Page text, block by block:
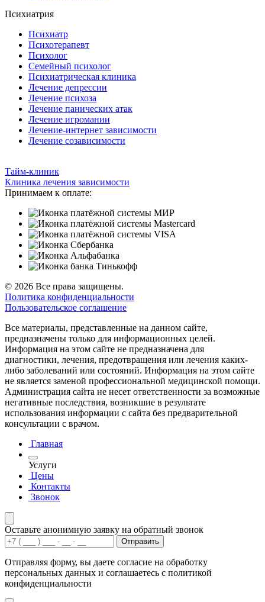
Психиатрия
Психиатр
Психотерапевт
Психолог
Семейный психолог
Психиатрическая клиника
Лечение депрессии
Лечение психоза
Лечение панических атак
Лечение игромании
Лечение-интернет зависимости
Лечение созависимости
Тайм-клиник
Клиника лечения зависимости
Принимаем к оплате:
© 2026 Все права защищены.
Политика конфиденциальности
Пользовательское соглашение
Все материалы, представленные на данном сайте,
предназначены только для информационных целей.
Информация на этом сайте не предназначена для
диагностики, лечения, предотвращения или лечения каких-
либо заболеваний или состояний. Информация на этом сайте
не является заменой профессиональной медицинской помощи.
Администрация сайта не несет ответственности за возможные
негативные последствия, возникшие в результате
использования информации с сайта без предварительной
консультации с врачом.
Главная
Услуги
Цены
Контакты
Звонок
Оставьте анонимную заявку на обратный звонок
Отправить
Отправляя форму, вы даете согласие на обработку
персональных данных и соглашаетесь с политикой
конфиденциальности